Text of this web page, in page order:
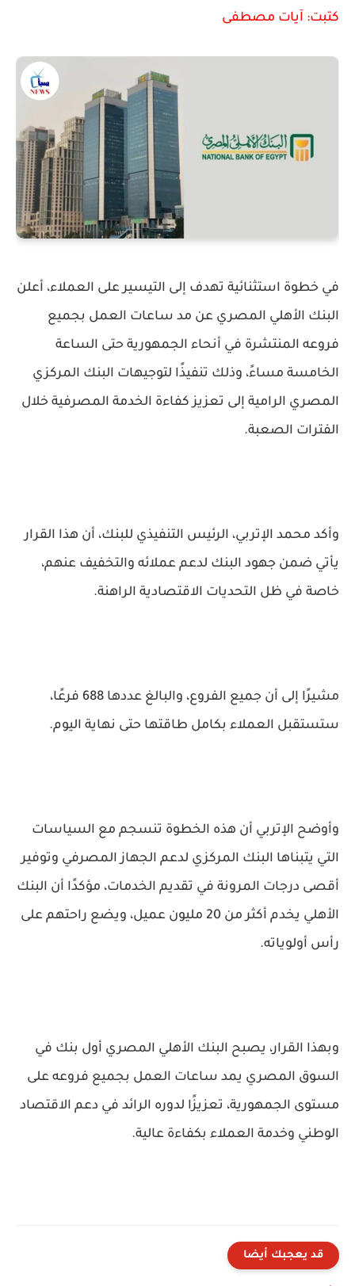
كتبت: آيات مصطفى
في خطوة استثنائية تهدف إلى التيسير على العملاء، أعلن
البنك الأهلي المصري عن مد ساعات العمل بجميع
فروعه المنتشرة في أنحاء الجمهورية حتى الساعة
الخامسة مساءً، وذلك تنفيذًا لتوجيهات البنك المركزي
المصري الرامية إلى تعزيز كفاءة الخدمة المصرفية خلال
الفترات الصعبة.
وأكد محمد الإتربي، الرئيس التنفيذي للبنك، أن هذا القرار
يأتي ضمن جهود البنك لدعم عملائه والتخفيف عنهم،
خاصة في ظل التحديات الاقتصادية الراهنة.
مشيرًا إلى أن جميع الفروع، والبالغ عددها 688 فرعًا
،
ستستقبل العملاء بكامل طاقتها حتى نهاية اليوم.
وأوضح الإتربي أن هذه الخطوة تنسجم مع السياسات
التي يتبناها البنك المركزي لدعم الجهاز المصرفي وتوفير
أقصى درجات المرونة في تقديم الخدمات، مؤكدًا أن البنك
الأهلي يخدم أكثر من 20 مليون عميل
، ويضع راحتهم على
رأس أولوياته.
وبهذا القرار، يصبح البنك الأهلي المصري أول بنك في
السوق المصري يمد ساعات العمل بجميع فروعه على
مستوى الجمهورية، تعزيزًا لدوره الرائد في دعم الاقتصاد
الوطني وخدمة العملاء بكفاءة عالية.
قد يعجبك أيضا